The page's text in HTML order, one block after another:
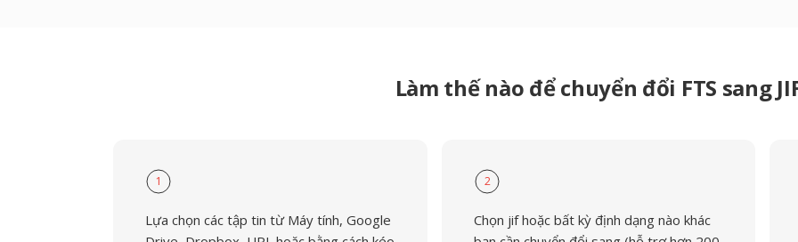
Làm thế nào để chuyển đổi FTS sang
1
Lựa chọn các tập tin từ Máy tính, Google
2
Chọn jif hoặc bất kỳ định dạng nào khác